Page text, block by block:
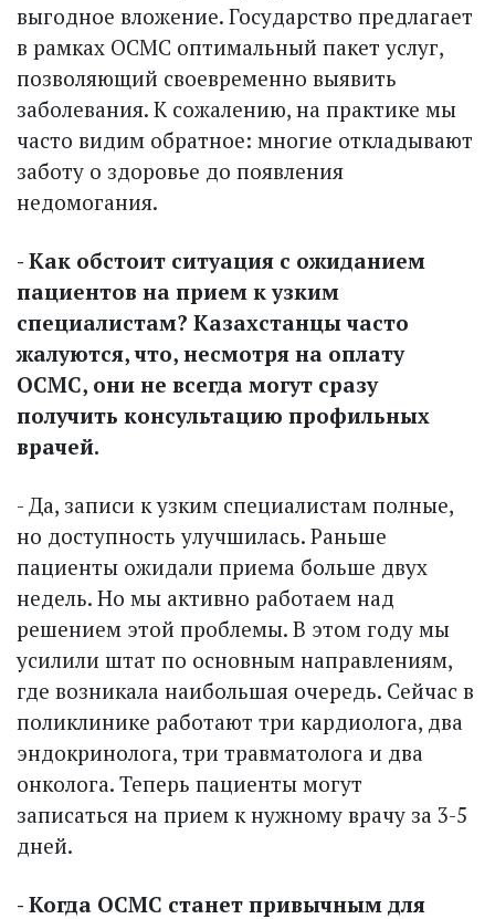
выгодное вложение. Государство предлагает
в рамках ОСМС оптимальный пакет услуг,
позволяющий свое­временно выявить
заболевания. К сожалению, на практике мы
часто видим обратное: многие откладывают
заботу о здоровье до появления
недомогания.
- Как обстоит ситуация с ожиданием
пациентов на прием к узким
специалистам? Казахстанцы часто
жалуются, что, несмотря на оплату
ОСМС, они не всегда могут сразу
получить консультацию профильных
врачей.
- Да, записи к узким специалистам полные,
но доступность улучшилась. Раньше
пациенты ожидали приема больше двух
недель. Но мы активно работаем над
решением этой проблемы. В этом году мы
усилили штат по основным направлениям,
где возникала наибольшая очередь. Сейчас в
поликлинике работают три кардиолога, два
эндокринолога, три травматолога и два
онколога. Теперь пациенты могут
записаться на прием к нужному врачу за 3-5
дней.
- Когда ОСМС станет привычным для